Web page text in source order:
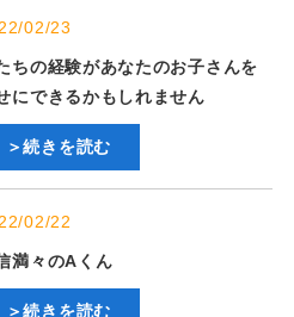
02/23
ちの経験があなたのお子さんを
にできるかもしれません
＞続きを読む
02/22
満々のAくん
＞続きを読む